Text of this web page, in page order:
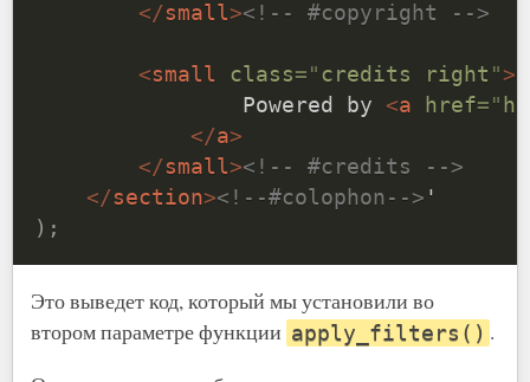
</small><!-- #copyright -->
<small class= " credits right ">
                Powered by
<a href= "
</a>
</small><!-- #credits -->
</section><!--#colophon-->
) ;
Это выведет код, который мы установили во
втором параметре функции apply_filters() .